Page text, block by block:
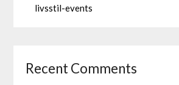
livsstil-events
Recent Comments